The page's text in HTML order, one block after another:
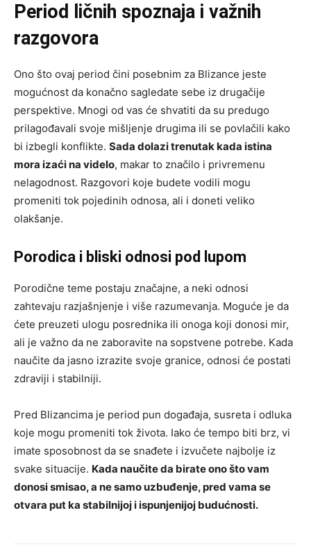
Period ličnih spoznaja i važnih
razgovora
Ono što ovaj period čini posebnim za Blizance jeste
mogućnost da konačno sagledate sebe iz drugačije
perspektive. Mnogi od vas će shvatiti da su predugo
prilagođavali svoje mišljenje drugima ili se povlačili kako
bi izbegli konflikte. Sada dolazi trenutak kada istina
mora izaći na videlo, makar to značilo i privremenu
nelagodnost. Razgovori koje budete vodili mogu
promeniti tok pojedinih odnosa, ali i doneti veliko
olakšanje.
Porodica i bliski odnosi pod lupom
Porodične teme postaju značajne, a neki odnosi
zahtevaju razjašnjenje i više razumevanja. Moguće je da
ćete preuzeti ulogu posrednika ili onoga koji donosi mir,
ali je važno da ne zaboravite na sopstvene potrebe. Kada
naučite da jasno izrazite svoje granice, odnosi će postati
zdraviji i stabilniji.
Pred Blizancima je period pun događaja, susreta i odluka
koje mogu promeniti tok života. Iako će tempo biti brz, vi
imate sposobnost da se snađete i izvučete najbolje iz
svake situacije. Kada naučite da birate ono što vam
donosi smisao, a ne samo uzbuđenje, pred vama se
otvara put ka stabilnijoj i ispunjenijoj budućnosti.